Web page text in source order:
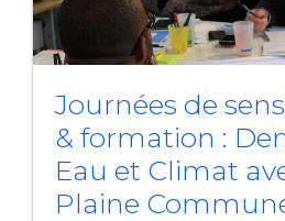
Journées de
& formation :
Eau et Climat
Plaine